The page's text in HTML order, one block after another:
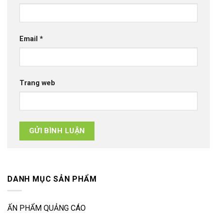
DANH MỤC SẢN PHẨM
ẤN PHẨM QUẢNG CÁO
Email *
Trang web